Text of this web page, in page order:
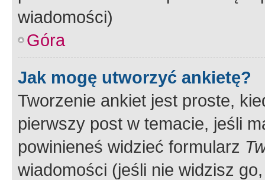
wiadomości)
Góra
Jak mogę utworzyć ankietę?
Tworzenie ankiet jest proste,
pierwszy post w temacie, jeśli
powinieneś widzieć formularz
wiadomości (jeśli nie widzisz